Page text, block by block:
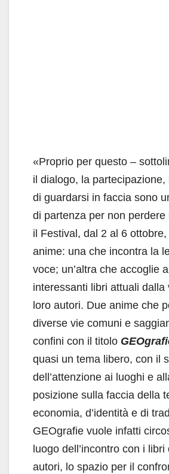
«Proprio per questo –
il dialogo, la partecipazione,
di guardarsi in faccia sono
di partenza per non perdere
il Festival, dal 2 al 6
anime: una che incontra la
voce; un’altra che accoglie
interessanti libri attuali dalla
loro autori. Due anime che
diverse vie comuni e
confini con il titolo
quasi un tema libero, con il
dell’attenzione ai luoghi e
posizione sulla faccia della
economia, d’identità e di
GEOgrafie vuole infatti
luogo dell’incontro con i
autori, lo spazio per il